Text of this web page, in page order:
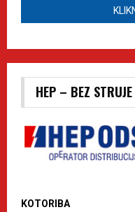
HEP – BEZ STRUJE
KOTORIBA